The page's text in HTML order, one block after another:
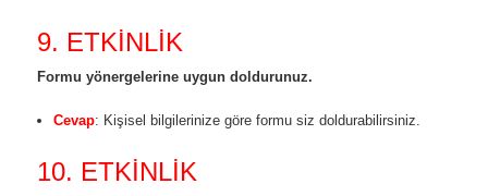
9. ETKİNLİK
Formu yönergelerine uygun doldurunuz.
Cevap: Kişisel bilgilerinize göre formu siz doldurabilirsiniz.
10. ETKİNLİK